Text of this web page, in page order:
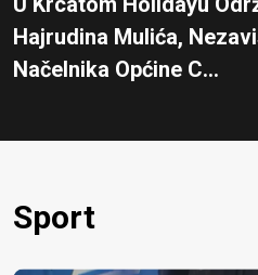
Hajrudina Mulića,
Načelnika Općine C...
Sport